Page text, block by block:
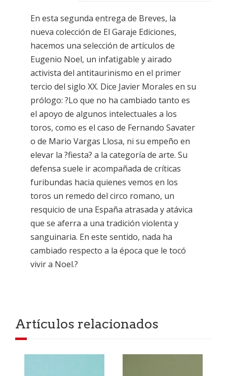
En esta segunda entrega de Breves, la
nueva colección de El Garaje Ediciones,
hacemos una selección de artículos de
Eugenio Noel, un infatigable y airado
activista del antitaurinismo en el primer
tercio del siglo XX. Dice Javier Morales en su
prólogo: ?Lo que no ha cambiado tanto es
el apoyo de algunos intelectuales a los
toros, como es el caso de Fernando Savater
o de Mario Vargas Llosa, ni su empeño en
elevar la ?fiesta? a la categoría de arte. Su
defensa suele ir acompañada de críticas
furibundas hacia quienes vemos en los
toros un remedo del circo romano, un
resquicio de una España atrasada y atávica
que se aferra a una tradición violenta y
sanguinaria. En este sentido, nada ha
cambiado respecto a la época que le tocó
vivir a Noel.?
Artículos relacionados